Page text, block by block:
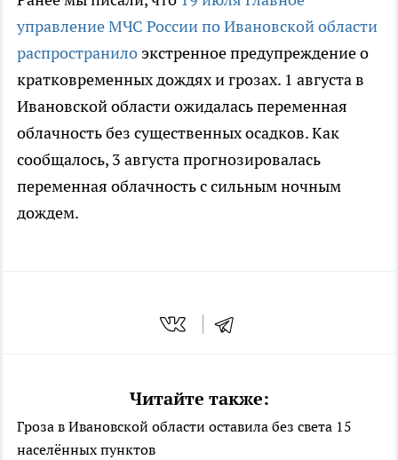
управление МЧС России по Ивановской области
распространило экстренное предупреждение о
кратковременных дождях и грозах. 1 августа в
Ивановской области ожидалась переменная
облачность без существенных осадков. Как
сообщалось, 3 августа прогнозировалась
переменная облачность с сильным ночным
дождем.
Читайте также:
Гроза в Ивановской области оставила без света 15
населённых пунктов